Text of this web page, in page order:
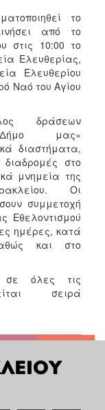
το
από το
στις 10:00 το
Ελευθερίας,
Ελευθερίου
Ναό του Αγίου
δράσεων
μας»
διαστήματα,
στο
μνημεία της
Οι
συμμετοχή
Εθελοντισμού
ημέρες, κατά
και στο
σε όλες τις
σειρά